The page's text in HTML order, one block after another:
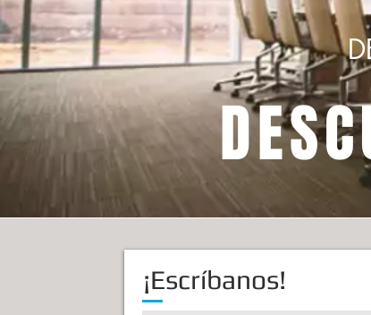
¡Escríbanos!